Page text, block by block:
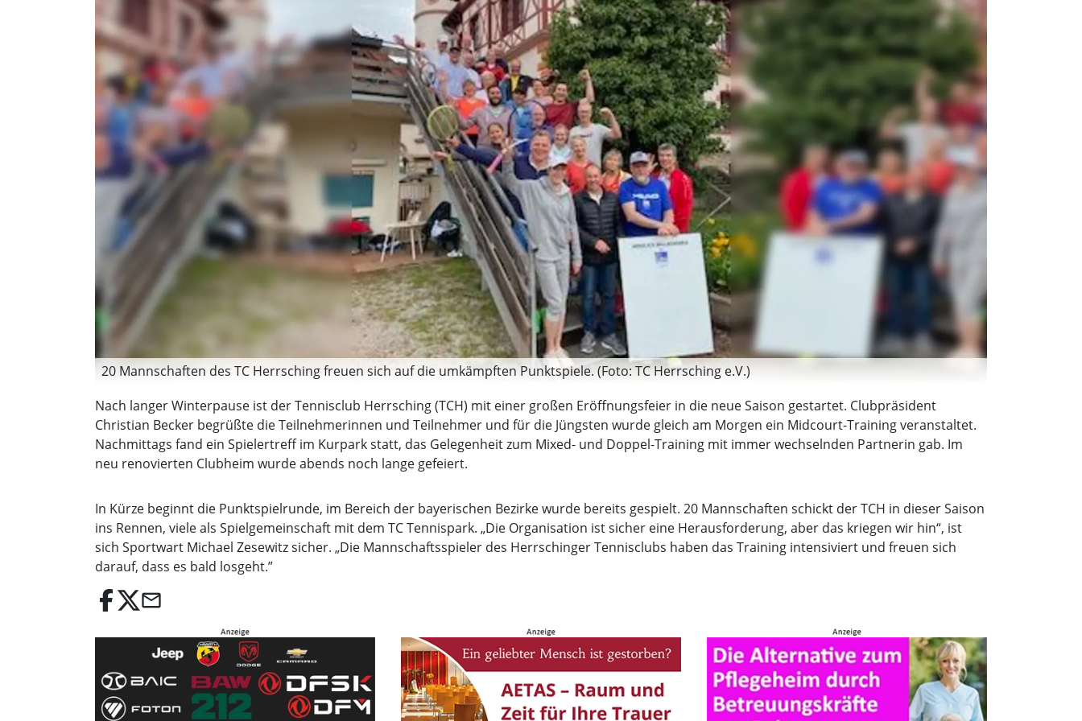
20 Mannschaften des TC Herrsching freuen sich auf die umkämpften Punktspiele. (Foto: TC Herrsching e.V.)
Nach langer Winterpause ist der Tennisclub Herrsching (TCH) mit einer großen Eröffnungsfeier in die neue Saison gestartet. Clubpräsident
Christian Becker begrüßte die Teilnehmerinnen und Teilnehmer und für die Jüngsten wurde gleich am Morgen ein Midcourt-Training veranstaltet.
Nachmittags fand ein Spielertreff im Kurpark statt, das Gelegenheit zum Mixed- und Doppel-Training mit immer wechselnden Partnerin gab. Im
neu renovierten Clubheim wurde abends noch lange gefeiert.
In Kürze beginnt die Punktspielrunde, im Bereich der bayerischen Bezirke wurde bereits gespielt. 20 Mannschaften schickt der TCH in dieser Saison
ins Rennen, viele als Spielgemeinschaft mit dem TC Tennispark. „Die Organisation ist sicher eine Herausforderung, aber das kriegen wir hin“, ist
sich Sportwart Michael Zesewitz sicher. „Die Mannschaftsspieler des Herrschinger Tennisclubs haben das Training intensiviert und freuen sich
darauf, dass es bald losgeht.”
email